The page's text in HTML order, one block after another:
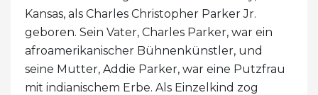
Kansas, als Charles Christopher Parker Jr.
geboren. Sein Vater, Charles Parker, war ein
afroamerikanischer Bühnenkünstler, und
seine Mutter, Addie Parker, war eine Putzfrau
mit indianischem Erbe. Als Einzelkind zog